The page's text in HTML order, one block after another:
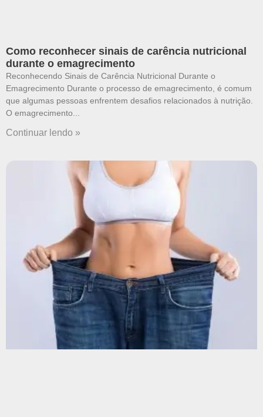
Como reconhecer sinais de carência nutricional
durante o emagrecimento
Reconhecendo Sinais de Carência Nutricional Durante o
Emagrecimento Durante o processo de emagrecimento, é comum
que algumas pessoas enfrentem desafios relacionados à nutrição.
O emagrecimento
Continuar lendo »